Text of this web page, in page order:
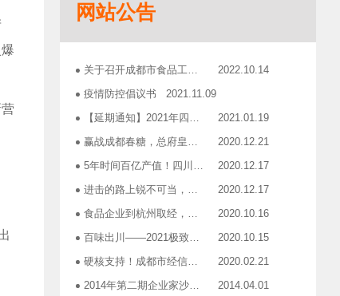
广汉市VOCs治理现场会在广汉市金星彩印包装有限公司隆重举行！
企业如何用低成本做营销——成都市食品商会企业家沙龙活动 2018.11.16
2019糖酒会，100大创新产品发布会在蓉举行 2019.03.25
成都市食品商会第三届七次常务理事会顺利举行
网站公告
关于召开成都市食品工业协会第三届三次理事会的通知
2022.10.14
疫情防控倡议书
2021.11.09
【延期通知】2021年四川食品行业年会
2021.01.19
赢战成都春糖，总府皇冠是您最正确的选择！
2020.12.21
5年时间百亿产值！四川食品行业「十亿俱乐部」合伙人招募！
2020.12.17
进击的路上锐不可当，千亿级资源扬帆赋能！电商启航班招募啦！
2020.12.17
食品企业到杭州取经，爆品打造的必经之路
2020.10.16
百味出川——2021极致爆品打造之旅报名开启
2020.10.15
硬核支持！成都市经信局出台有效应对疫情稳定经济运行20条政策措施工业和信息化类项目申报指南！
2020.02.21
2014年第二期企业家沙龙活动通知
2014.04.01